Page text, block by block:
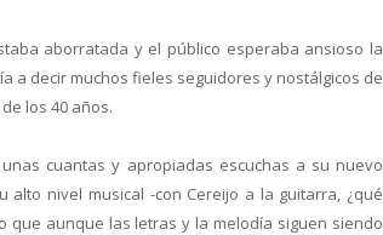
aborratada y el público esperaba ansioso la
a decir muchos fieles seguidores y nostálgicos de
los 40 años.
cuantas y apropiadas escuchas a su nuevo
nivel musical -con Cereijo a la guitarra, ¿qué
que aunque las letras y la melodía siguen siendo